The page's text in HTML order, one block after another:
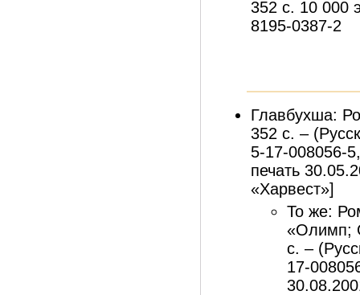
352 с. 10 000
8195-0387-2
Главбухша:
352 с. –
5-17-008056-
печать
«Харвест»]
То же:
«Олимп;
с. –
17-